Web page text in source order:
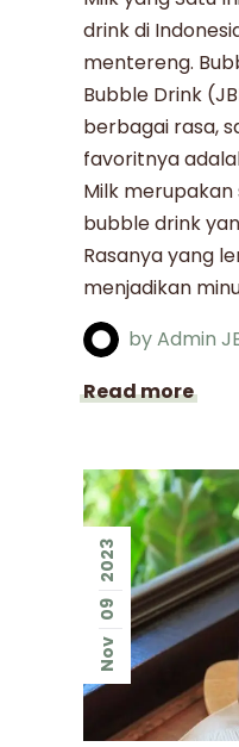
drink di
mentereng.
Bubble Drink
berbagai rasa,
favoritnya
Milk
bubble drink
Rasanya yang
menjadikan
byAdmin
Read more
Nov
09
2023